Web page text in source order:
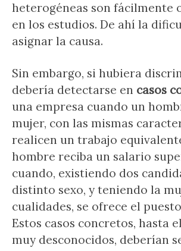
heterogéneas son fácilmente
en los estudios. De ahí la
asignar la causa.
Sin embargo, si hubiera
debería detectarse en casos
una empresa cuando un
mujer, con las mismas
realicen un trabajo
hombre reciba un salario
cuando, existiendo dos
distinto sexo, y teniendo la
cualidades, se ofrece el
Estos casos concretos, hasta
muy desconocidos, deberían